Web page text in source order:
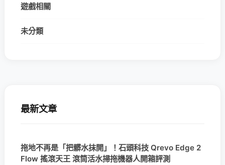
遊戲相關
未分類
最新文章
拖地不再是「把髒水抹開」！石頭科技 Qrevo Edge 2
Flow 搖滾天王 滾筒活水掃拖機器人開箱評測